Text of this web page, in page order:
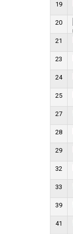
19
20
21
23
24
25
27
28
29
32
33
39
41